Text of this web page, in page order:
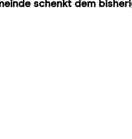
schenkt dem